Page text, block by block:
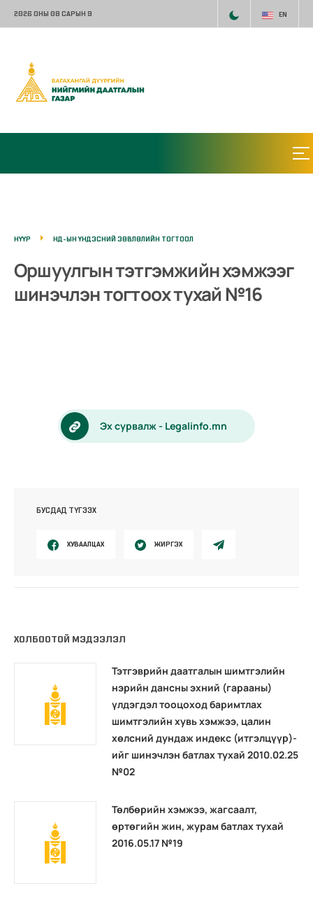
2026 ОНЫ 08 САРЫН 9 EN
НҮҮР НД-ЫН ҮНДЭСНИЙ ЗӨВЛӨЛИЙН ТОГТООЛ
Оршуулгын тэтгэмжийн хэмжээг
шинэчлэн тогтоох тухай №16
Эх сурвалж - Legalinfo.mn
БУСДАД ТҮГЭЭХ
ХУВААЛЦАХ ЖИРГЭХ
ХОЛБООТОЙ МЭДЭЭЛЭЛ
Тэтгэврийн даатгалын шимтгэлийн
нэрийн дансны эхний (гарааны)
үлдэгдэл тооцоход баримтлах
шимтгэлийн хувь хэмжээ, цалин
хөлсний дундаж индекс (итгэлцүүр)-
ийг шинэчлэн батлах тухай 2010.02.25
№02
Төлбөрийн хэмжээ, жагсаалт,
өртөгийн жин, журам батлах тухай
2016.05.17 №19